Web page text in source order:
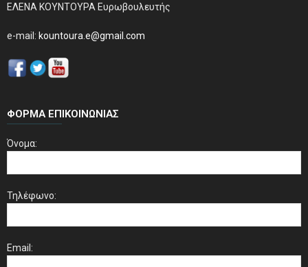
ΕΛΕΝΑ ΚΟΥΝΤΟΥΡΑ Ευρωβουλευτής
e-mail: kountoura.e@gmail.com
ΦΌΡΜΑ ΕΠΙΚΟΙΝΩΝΊΑΣ
Όνομα:
Τηλέφωνο:
Email: